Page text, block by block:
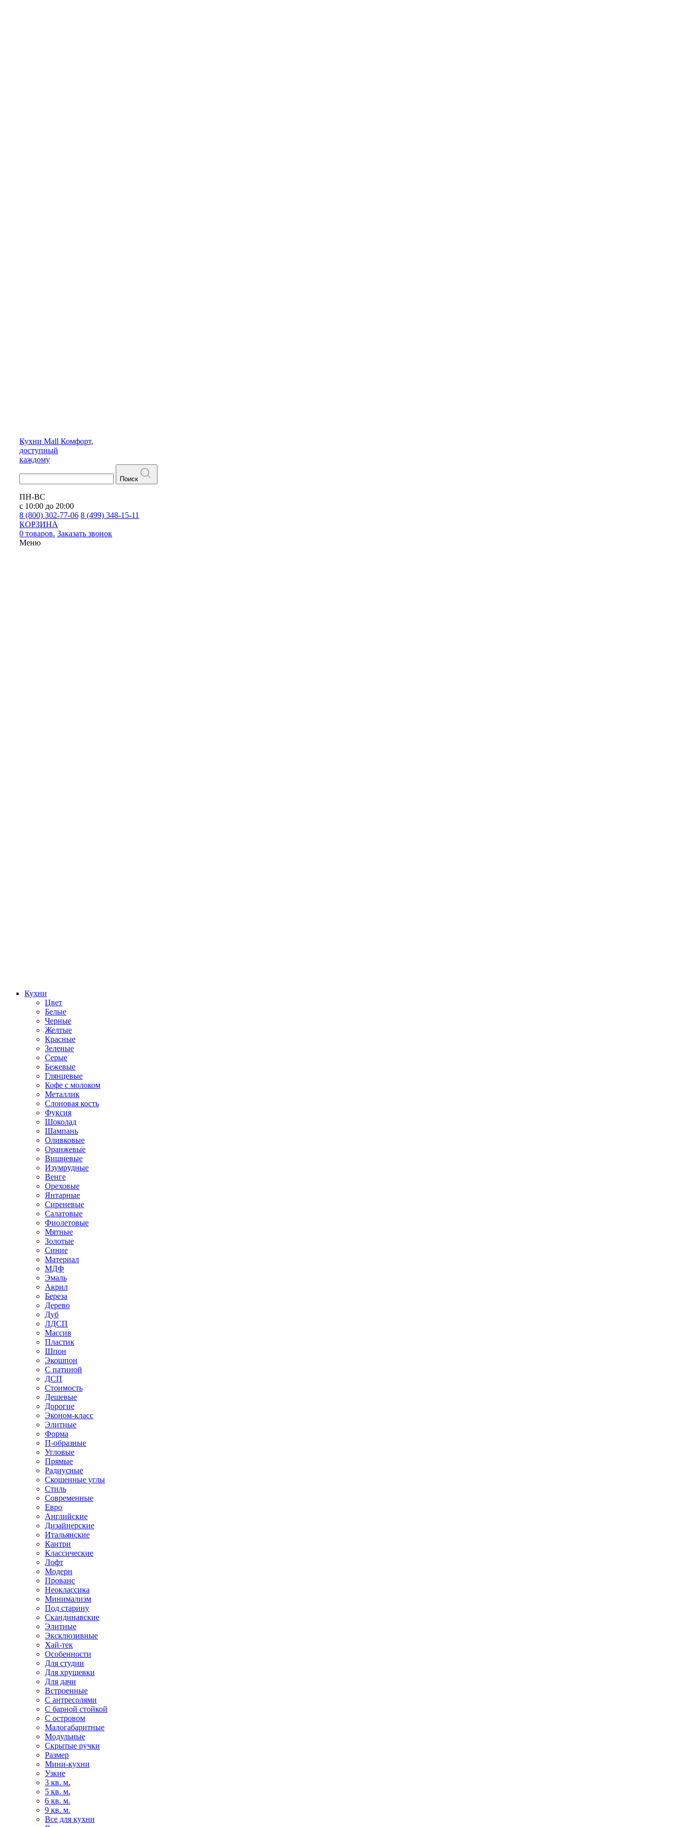
Кухни Mall Комфорт,
доступный
каждому
Поиск
ПН-ВС
с 10:00 до 20:00
8 (800) 302-77-06 8 (499) 348-15-11
КОРЗИНА
0 товаров. Заказать звонок
Меню
Кухни
Цвет
Белые
Черные
Желтые
Красные
Зеленые
Серые
Бежевые
Глянцевые
Кофе с молоком
Металлик
Слоновая кость
Фуксия
Шоколад
Шампань
Оливковые
Оранжевые
Вишневые
Изумрудные
Венге
Ореховые
Янтарные
Сиреневые
Салатовые
Фиолетовые
Мятные
Золотые
Синие
Материал
МДФ
Эмаль
Акрил
Береза
Дерево
Дуб
ЛДСП
Массив
Пластик
Шпон
Экошпон
С патиной
ДСП
Стоимость
Дешевые
Дорогие
Эконом-класс
Элитные
Форма
П-образные
Угловые
Прямые
Радиусные
Скошенные углы
Стиль
Современные
Евро
Английские
Дизайнерские
Итальянские
Кантри
Классические
Лофт
Модерн
Прованс
Неоклассика
Минимализм
Под старину
Скандинавские
Элитные
Эксклюзивные
Хай-тек
Особенности
Для студии
Для хрущевки
Для дачи
Встроенные
С антресолями
С барной стойкой
С островом
Малогабаритные
Модульные
Скрытые ручки
Размер
Мини-кухни
Узкие
3 кв. м.
5 кв. м.
6 кв. м.
9 кв. м.
Все для кухни